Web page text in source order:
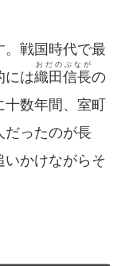
。戦国時代で最
には織田信長
おだのぶなが
の
十数年間、室町
だったのが長
いかけながらそ